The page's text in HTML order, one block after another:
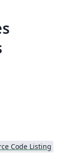
Code Listing